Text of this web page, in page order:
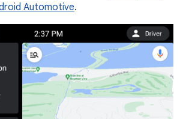
Automotive.